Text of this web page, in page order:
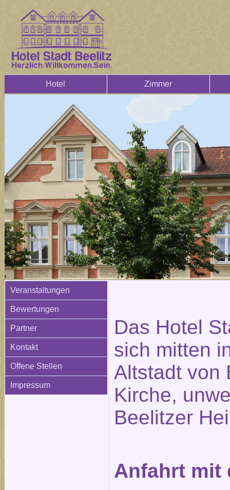
Hotel Zimmer
Veranstaltungen
Bewertungen
Partner
Kontakt
Offene Stellen
Impressum
Das Hotel
sich mitten
Altstadt von
Kirche,
Beelitzer
Anfahrt mit